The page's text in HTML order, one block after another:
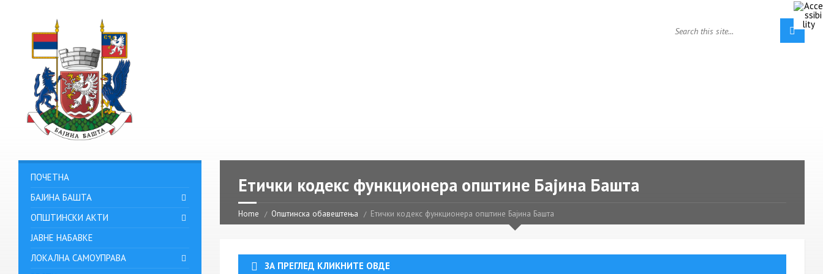
Етички кодекс функционера општине Бајина Башта
Home Општинска обавештења Етички кодекс функционера општине Бајина Башта
ЗА ПРЕГЛЕД КЛИКНИТЕ ОВДЕ
ПОЧЕТНА
БАЈИНА БАШТА
ОПШТИНСКИ АКТИ
ЈАВНЕ НАБАВКЕ
ЛОКАЛНА САМОУПРАВА